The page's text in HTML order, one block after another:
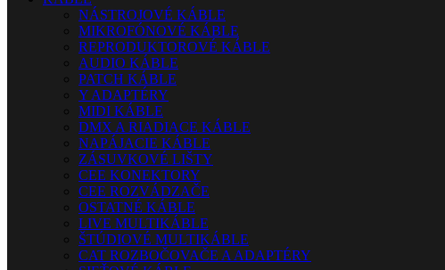
NÁSTROJOVÉ KÁBLE
MIKROFÓNOVÉ KÁBLE
REPRODUKTOROVÉ KÁBLE
AUDIO KÁBLE
PATCH KÁBLE
Y ADAPTÉRY
MIDI KÁBLE
DMX A RIADIACE KÁBLE
NAPÁJACIE KÁBLE
ZÁSUVKOVÉ LIŠTY
CEE KONEKTORY
CEE ROZVÁDZAČE
OSTATNÉ KÁBLE
LIVE MULTIKÁBLE
ŠTÚDIOVÉ MULTIKÁBLE
CAT ROZBOČOVAČE A ADAPTÉRY